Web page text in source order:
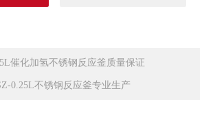
催化加氢不锈钢反应釜质量保证
0.25L不锈钢反应釜专业生产